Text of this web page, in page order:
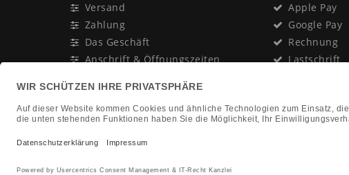
Versand
Zahlung
Das Geschäft
Anschrift & Öffnungszeiten
Newsletter
In Gedenken an:
Jürgen Duhn
Apple Pay
Google Pay
Rechnung
Lastschrift
Nachnahme